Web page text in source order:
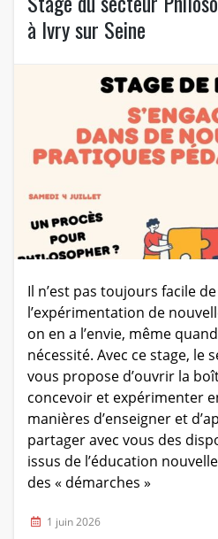
à Ivry sur Seine
Il n’est pas toujours facile
l’expérimentation de
on en a l’envie, même
nécessité. Avec ce stage, le
vous propose d’ouvrir la
concevoir et expérimenter
manières d’enseigner et
partager avec vous des
issus de l’éducation
des « démarches »
1 juin 2026